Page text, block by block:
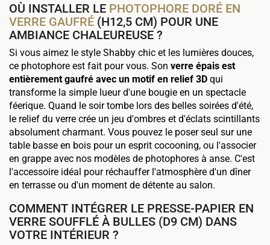
OÙ INSTALLER LE PHOTOPHORE DORÉ EN
VERRE GAUFRÉ (H12,5 CM) POUR UNE
AMBIANCE CHALEUREUSE ?
Si vous aimez le style Shabby chic et les lumières douces,
ce photophore est fait pour vous. Son verre épais est
entièrement gaufré avec un motif en relief 3D qui
transforme la simple lueur d'une bougie en un spectacle
féerique. Quand le soir tombe lors des belles soirées d'été,
le relief du verre crée un jeu d'ombres et d'éclats scintillants
absolument charmant. Vous pouvez le poser seul sur une
table basse en bois pour un esprit cocooning, ou l'associer
en grappe avec nos modèles de photophores à anse. C'est
l'accessoire idéal pour réchauffer l'atmosphère d'un dîner
en terrasse ou d'un moment de détente au salon.
COMMENT INTÉGRER LE PRESSE-PAPIER EN
VERRE SOUFFLÉ À BULLES (D9 CM) DANS
VOTRE INTÉRIEUR ?